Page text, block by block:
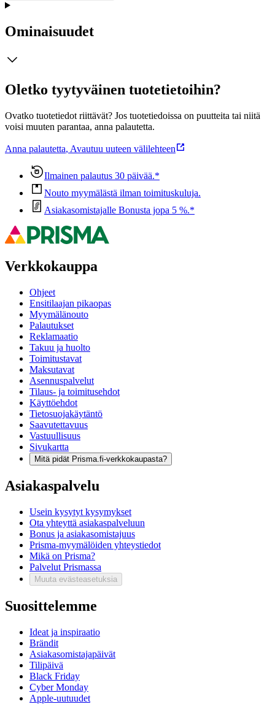
Ominaisuudet
Oletko tyytyväinen tuotetietoihin?
Ovatko tuotetiedot riittävät? Jos tuotetiedoissa on puutteita tai niitä
voisi muuten parantaa, anna palautetta.
Anna palautetta, Avautuu uuteen välilehteen
Ilmainen palautus 30 päivää.*
Nouto myymälästä ilman toimituskuluja.
Asiakasomistajalle Bonusta jopa 5 %.*
Verkkokauppa
Ohjeet
Ensitilaajan pikaopas
Myymälänouto
Palautukset
Reklamaatio
Takuu ja huolto
Toimitustavat
Maksutavat
Asennuspalvelut
Tilaus- ja toimitusehdot
Käyttöehdot
Tietosuojakäytäntö
Saavutettavuus
Vastuullisuus
Sivukartta
Mitä pidät Prisma.fi-verkkokaupasta?
Asiakaspalvelu
Usein kysytyt kysymykset
Ota yhteyttä asiakaspalveluun
Bonus ja asiakasomistajuus
Prisma-myymälöiden yhteystiedot
Mikä on Prisma?
Palvelut Prismassa
Muuta evästeasetuksia
Suosittelemme
Ideat ja inspiraatio
Brändit
Asiakasomistajapäivät
Tilipäivä
Black Friday
Cyber Monday
Apple-uutuudet